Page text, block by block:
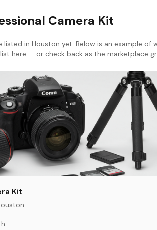
Camera Kit
listed in Houston yet. Below is an example of
here — or check back as the marketplace
Kit